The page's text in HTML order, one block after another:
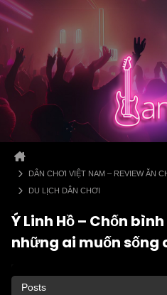
DÂN CHƠI VIỆT NAM – REVIEW ĂN
DU LỊCH DÂN CHƠI
Ý Linh Hồ – Chốn
những ai muốn sống